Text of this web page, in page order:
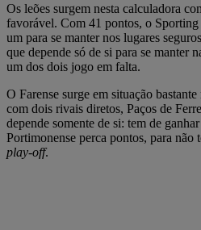
Os leões surgem nesta calculadora
favorável. Com 41 pontos, o Sporting
um para se manter nos lugares
que depende só de si para se manter
um dos dois jogo em falta.
O Farense surge em situação
com dois rivais diretos, Paços de
depende somente de si: tem de
Portimonense perca pontos, para não
play-off.